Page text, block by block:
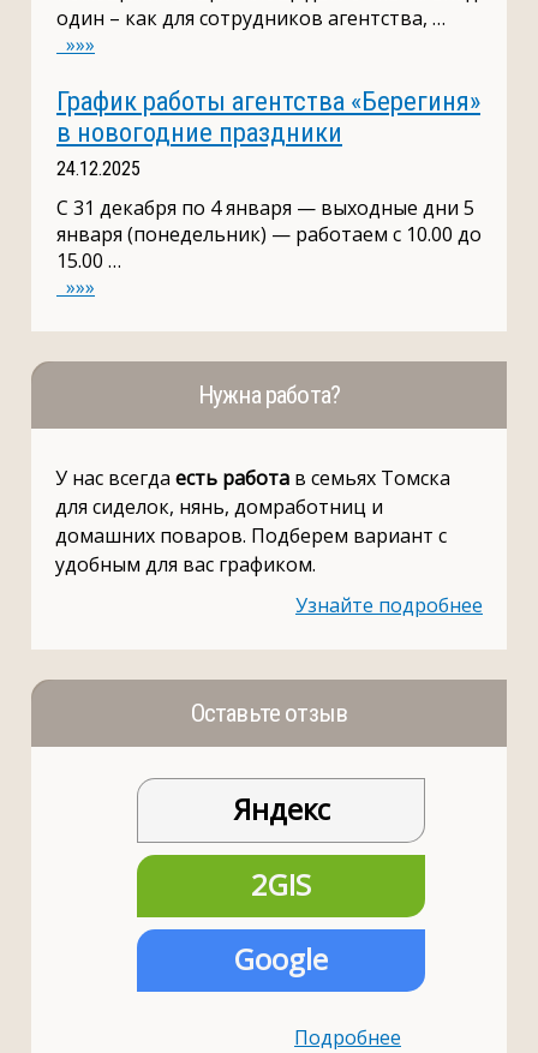
один – как для сотрудников агентства, …
»»»
График работы агентства «Берегиня»
в новогодние праздники
24.12.2025
С 31 декабря по 4 января — выходные дни 5
января (понедельник) — работаем с 10.00 до
15.00 …
»»»
Нужна работа?
У нас всегда есть работа в семьях Томска
для сиделок, нянь, домработниц и
домашних поваров. Подберем вариант с
удобным для вас графиком.
Узнайте подробнее
Оставьте отзыв
Яндекс
2GIS
Google
Подробнее